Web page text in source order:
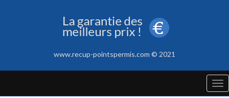
www.recup-pointspermis.com © 2021